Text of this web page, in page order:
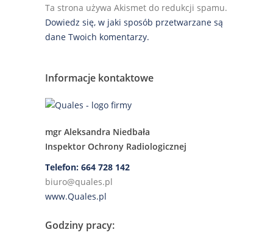
Ta strona używa Akismet do redukcji spamu.
Dowiedz się, w jaki sposób przetwarzane są
dane Twoich komentarzy.
Informacje kontaktowe
mgr Aleksandra Niedbała
Inspektor Ochrony Radiologicznej
Telefon: 664 728 142
biuro@quales.pl
www.Quales.pl
Godziny pracy: